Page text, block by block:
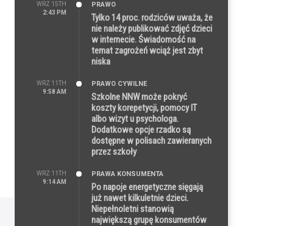
WRZ 15TH
2:43 PM
PRAWO
Tylko 14 proc. rodziców uważa, że
nie należy publikować zdjęć dzieci
w internecie. Świadomość na
temat zagrożeń wciąż jest zbyt
niska
WRZ 11TH
9:58 AM
PRAWO CYWILNE
Szkolne NNW może pokryć
koszty korepetycji, pomocy IT
albo wizyt u psychologa.
Dodatkowe opcje rzadko są
dostępne w polisach zawieranych
przez szkoły
WRZ 11TH
9:14 AM
PRAWA KONSUMENTA
Po napoje energetyczne sięgają
już nawet kilkuletnie dzieci.
Niepełnoletni stanowią
największą grupę konsumentów